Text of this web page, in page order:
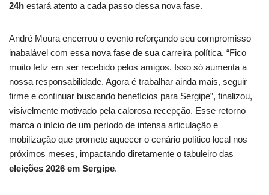
24h estará atento a cada passo dessa nova fase.
André Moura encerrou o evento reforçando seu compromisso
inabalável com essa nova fase de sua carreira política. “Fico
muito feliz em ser recebido pelos amigos. Isso só aumenta a
nossa responsabilidade. Agora é trabalhar ainda mais, seguir
firme e continuar buscando benefícios para Sergipe”, finalizou,
visivelmente motivado pela calorosa recepção. Esse retorno
marca o início de um período de intensa articulação e
mobilização que promete aquecer o cenário político local nos
próximos meses, impactando diretamente o tabuleiro das
eleições 2026 em Sergipe.